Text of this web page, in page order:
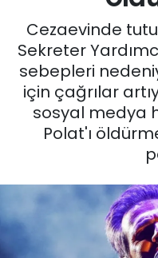
Cezaevinde
Sekreter
sebepleri
için çağrılar
sosyal medya
Polat'ı
EKONOMİ
English News
GÜNCEL
KÜLTÜR SANAT
MAGAZİN
POLİTİKA
Son Dakika
Haber Arşivi